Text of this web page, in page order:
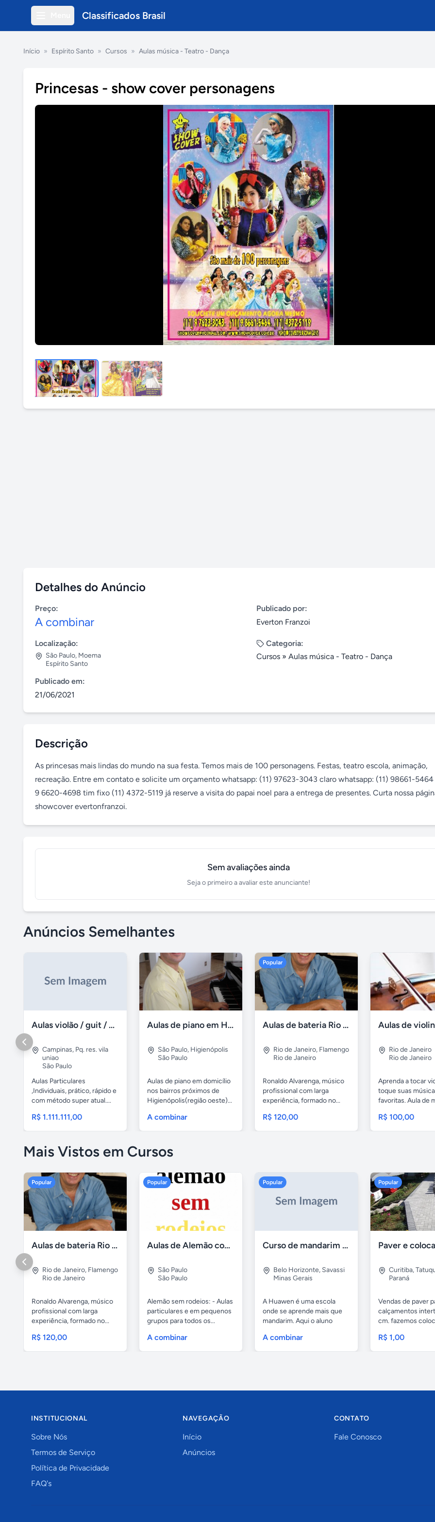
Classificados Brasil
Início » Espírito Santo » Cursos » Aulas música - Teatro - Dança
Princesas - show cover personagens
Detalhes do Anúncio
Preço:
A combinar
Publicado por:
Everton Franzoi
Localização:
São Paulo, Moema
Espírito Santo
Categoria:
Cursos » Aulas música - Teatro - Dança
Publicado em:
21/06/2021
Descrição
As princesas mais lindas do mundo na sua festa. Temos mais de 100 personagens. Festas, teatro escola, animação,
recreação. Entre em contato e solicite um orçamento whatsapp: (11) 97623-3043 claro whatsapp: (11) 98661-5464
9 6620-4698 tim fixo (11) 4372-5119 já reserve a visita do papai noel para a entrega de presentes. Curta nossa
showcover evertonfranzoi.
Sem avaliações ainda
Seja o primeiro a avaliar este anunciante!
Anúncios Semelhantes
Aulas violão / guit / particular
Campinas, Pq. res. vila
uniao
São Paulo
Aulas Particulares
,Individuais, prático, rápido e
com método super atual....
R$ 1.111.111,00
Aulas de piano em Higienópolis
São Paulo, Higienópolis
São Paulo
Aulas de piano em domicílio
nos bairros próximos de
Higienópolis(região oeste)...
A combinar
Popular
Aulas de bateria Rio de Janeiro
Rio de Janeiro, Flamengo
Rio de Janeiro
Ronaldo Alvarenga, músico
profissional com larga
experiência, formado no...
R$ 120,00
Rio de Janeiro
Rio de Janeiro
Aprenda a tocar
toque suas
favoritas. Aula de
R$ 100,00
Mais Vistos em Cursos
Popular
Aulas de bateria Rio de Janeiro
Rio de Janeiro, Flamengo
Rio de Janeiro
Ronaldo Alvarenga, músico
profissional com larga
experiência, formado no...
R$ 120,00
Popular
Aulas de Alemão com Professor Nativo
São Paulo
São Paulo
Alemão sem rodeios: - Aulas
particulares e em pequenos
grupos para todos os...
A combinar
Popular
Curso de mandarim em belo horizonte
Belo Horizonte, Savassi
Minas Gerais
A Huawen é uma escola
onde se aprende mais que
mandarim. Aqui o aluno
A combinar
Popular
Curitiba,
Paraná
Vendas de paver
calçamentos
cm. fazemos
R$ 1,00
INSTITUCIONAL
Sobre Nós
Termos de Serviço
Política de Privacidade
FAQ's
NAVEGAÇÃO
Início
Anúncios
CONTATO
Fale Conosco